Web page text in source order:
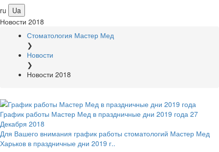
ru
Ua
Новости 2018
Стоматология Мастер Мед
❯
Новости
❯
Новости 2018
График работы Мастер Мед в праздничные дни 2019 года 27
Декабря 2018
Для Вашего внимания график работы стоматологий Мастер Мед
Харьков в праздничные дни 2019 г..